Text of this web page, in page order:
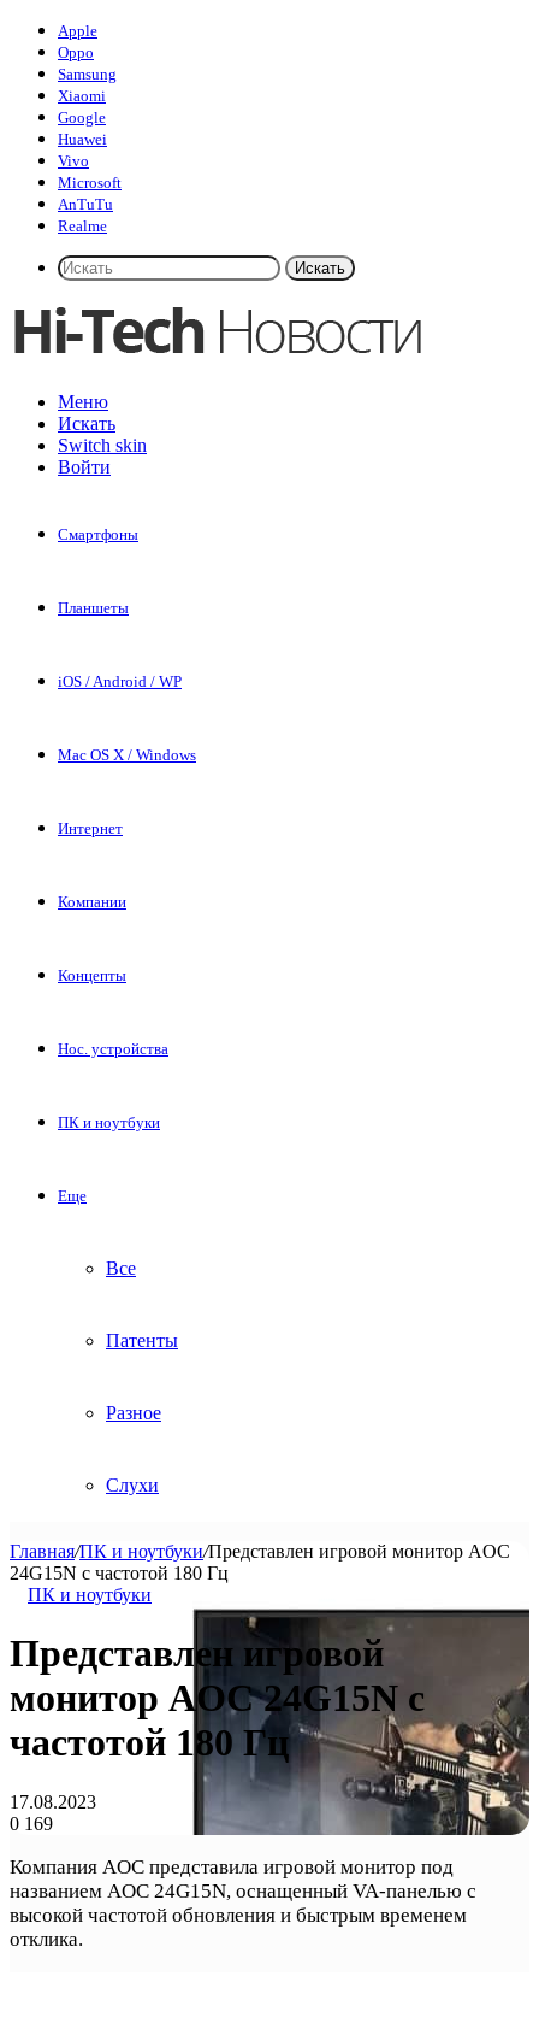
Apple
Oppo
Samsung
Xiaomi
Google
Huawei
Vivo
Microsoft
AnTuTu
Realme
Искать
Меню
Искать
Switch skin
Войти
Смартфоны
Планшеты
iOS / Android / WP
Mac OS X / Windows
Интернет
Компании
Концепты
Нос. устройства
ПК и ноутбуки
Еще
Все
Патенты
Разное
Слухи
Главная/ПК и ноутбуки/Представлен игровой монитор AOC
24G15N с частотой 180 Гц
ПК и ноутбуки
Представлен игровой
монитор AOC 24G15N с
частотой 180 Гц
17.08.2023
0 169
Компания AOC представила игровой монитор под
названием AOC 24G15N, оснащенный VA-панелью с
высокой частотой обновления и быстрым временем
отклика.